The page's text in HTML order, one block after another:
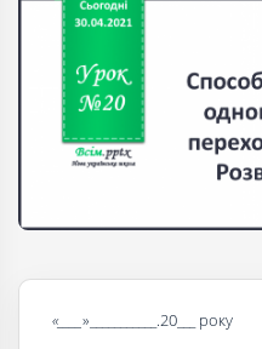
«____ »___________.20___ року